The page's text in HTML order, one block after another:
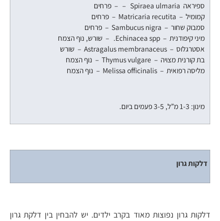
ספיראה Spiraea ulmaria – – פרחים
קמומיל – Matricaria recutita – פרחים
סמבוק שחור – Sambucus nigra – פרחים
מיני קיפודנית – Echinacea spp. – שורש, נוף הצמח
אסטרגלוס – Astragalus membranaceus – שורש
בת קורנית מצויה – Thymus vulgare – נוף הצמח
מליסה רפואית – Melissa officinalis – נוף הצמח
מינון: 1-3 מ”ל, 3-5 פעמים ביום.
דלקות גרון
דלקות גרון נפוצות מאוד בקרב ילדים. יש להבחין בין דלקת גרון